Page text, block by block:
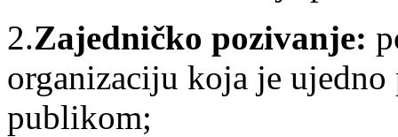
2.Zajedničko pozivanje:
organizaciju koja je ujedno
publikom;